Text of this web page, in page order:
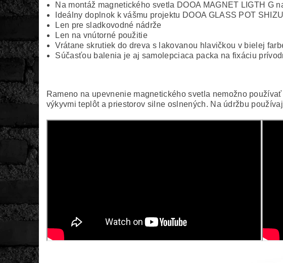
Na montáž magnetického svetla DOOA MAGNET LIGTH G
Ideálny doplnok k vášmu projektu DOOA GLASS POT
Len pre sladkovodné nádrže
Len na vnútorné použitie
Vrátane skrutiek do dreva s lakovanou hlavičkou v bielej
Súčasťou balenia je aj samolepciaca packa na fixáciu
Rameno na upevnenie magnetického svetla nemožno
výkyvmi teplôt a priestorov silne oslnených. Na údržbu